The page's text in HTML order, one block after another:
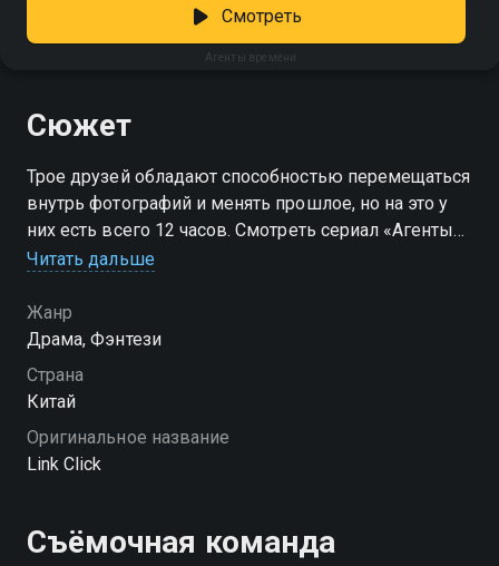
Агенты времени
Смотреть
Сюжет
Трое друзей обладают способностью перемещаться
внутрь фотографий и менять прошлое, но на это у
них есть всего 12 часов. Смотреть сериал «Агенты
времени» онлайн в хорошем качестве вы можете в
Читать дальше
Жанр
Драма, Фэнтези
Страна
Китай
Оригинальное название
Link Click
Съёмочная команда